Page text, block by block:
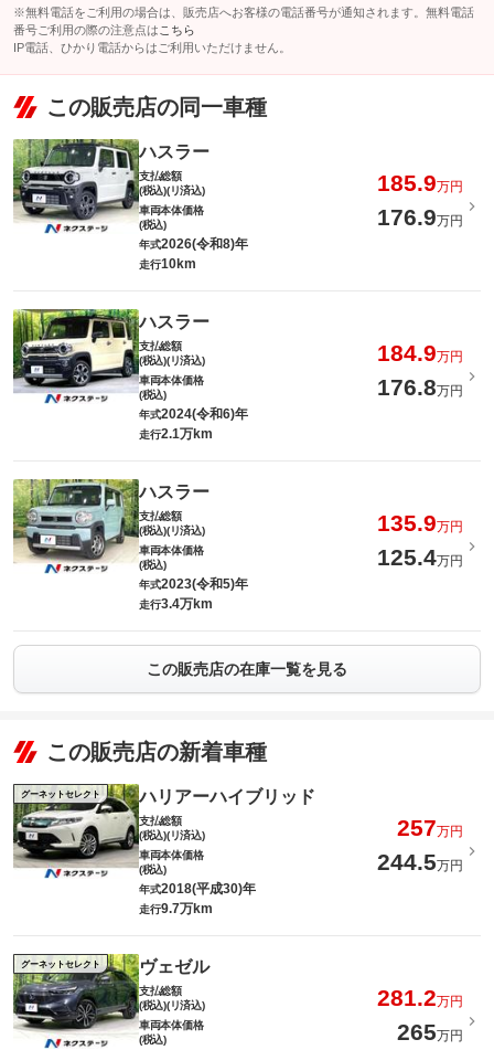
※無料電話をご利用の場合は、販売店へお客様の電話番号が通知されます。無料電話
番号ご利用の際の注意点は こちら
IP電話、ひかり電話からはご利用いただけません。
この販売店の同一車種
ハスラー
支払総額
(税込)(リ済込)
185.9万円
車両本体価格
(税込)
176.9万円
年式2026(令和8)年
走行10km
ハスラー
支払総額
(税込)(リ済込)
184.9万円
車両本体価格
(税込)
176.8万円
年式2024(令和6)年
走行2.1万km
ハスラー
支払総額
(税込)(リ済込)
135.9万円
車両本体価格
(税込)
125.4万円
年式2023(令和5)年
走行3.4万km
この販売店の在庫一覧を見る
この販売店の新着車種
グーネットセレクト ハリアーハイブリッド
支払総額
(税込)(リ済込)
257万円
車両本体価格
(税込)
244.5万円
年式2018(平成30)年
走行9.7万km
グーネットセレクト ヴェゼル
支払総額
(税込)(リ済込)
281.2万円
車両本体価格
(税込)
265万円